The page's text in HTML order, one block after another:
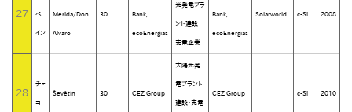
27 ペ
イン
Merida/Don
Alvaro
30 Bank,
ecoEnergías
光発電プラ
ント建設・
売電企業
Bank,
ecoEnergías
Solarworld c-Si 2008
28
チェ
コ
Ševětín 30 CEZ Group
太陽光発
電プラント
建設・売電
CEZ Group c-Si 2010